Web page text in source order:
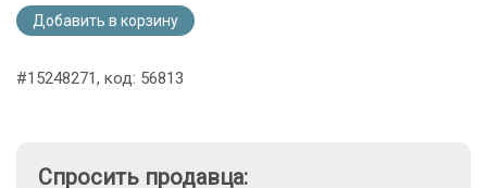
Добавить в корзину
#15248271, код: 56813
Спросить продавца: